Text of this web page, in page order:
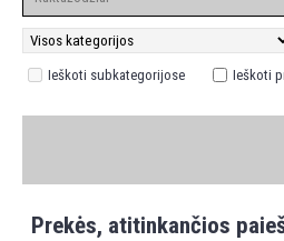
Ieškoti subkategorijose Ieškoti
Prekės, atitinkančios